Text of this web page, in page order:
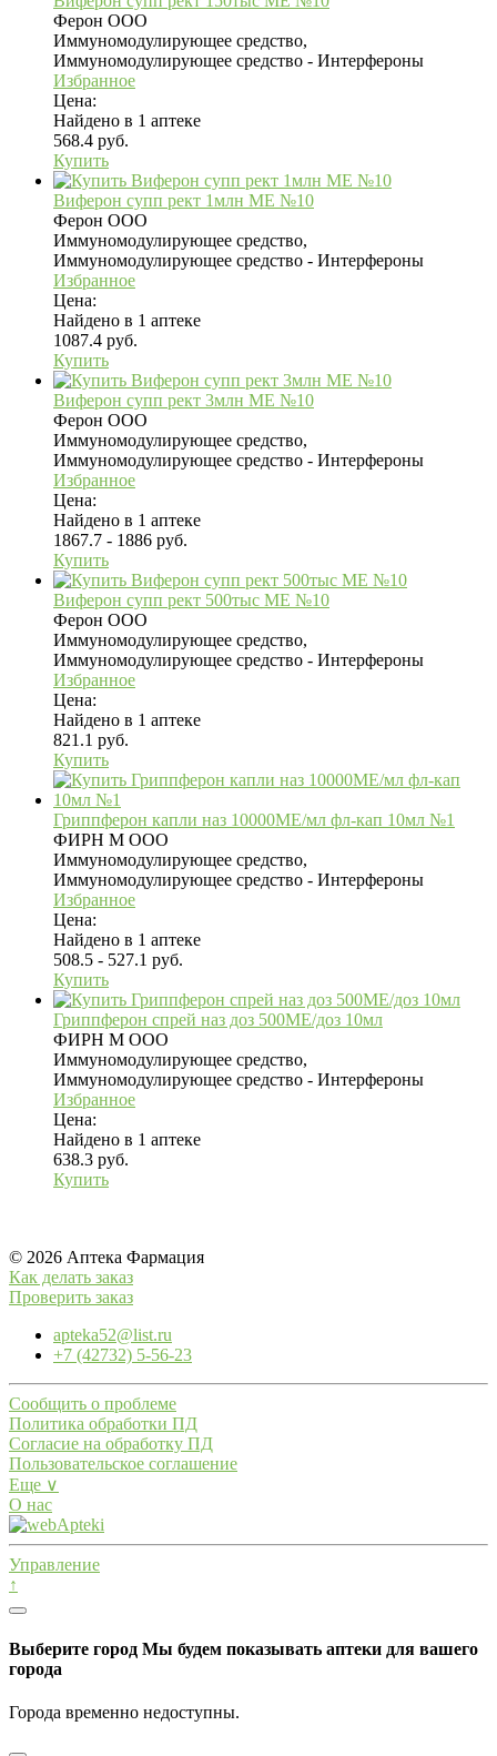
Ферон ООО
Иммуномодулирующее средство,
Иммуномодулирующее средство - Интерфероны
Избранное
Цена:
Найдено в 1 аптеке
568.4 руб.
Купить
Виферон супп рект 1млн МЕ №10
Ферон ООО
Иммуномодулирующее средство,
Иммуномодулирующее средство - Интерфероны
Избранное
Цена:
Найдено в 1 аптеке
1087.4 руб.
Купить
Виферон супп рект 3млн МЕ №10
Ферон ООО
Иммуномодулирующее средство,
Иммуномодулирующее средство - Интерфероны
Избранное
Цена:
Найдено в 1 аптеке
1867.7 - 1886 руб.
Купить
Виферон супп рект 500тыс МЕ №10
Ферон ООО
Иммуномодулирующее средство,
Иммуномодулирующее средство - Интерфероны
Избранное
Цена:
Найдено в 1 аптеке
821.1 руб.
Купить
Гриппферон капли наз 10000МЕ/мл фл-кап 10мл №1
ФИРН М ООО
Иммуномодулирующее средство,
Иммуномодулирующее средство - Интерфероны
Избранное
Цена:
Найдено в 1 аптеке
508.5 - 527.1 руб.
Купить
Гриппферон спрей наз доз 500МЕ/доз 10мл
ФИРН М ООО
Иммуномодулирующее средство,
Иммуномодулирующее средство - Интерфероны
Избранное
Цена:
Найдено в 1 аптеке
638.3 руб.
Купить
© 2026 Аптека Фармация
Как делать заказ
Проверить заказ
apteka52@list.ru
+7 (42732) 5-56-23
Сообщить о проблеме
Политика обработки ПД
Согласие на обработку ПД
Пользовательское соглашение
Еще ∨
О нас
Управление
↑
Выберите город Мы будем показывать аптеки для вашего
города
Города временно недоступны.